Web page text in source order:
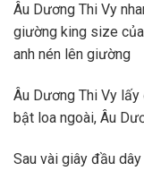
Âu Dương Thi Vy
giường king size
anh nén lên giường
Âu Dương Thi Vy
bật loa ngoài, Âu
Sau vài giây đầu